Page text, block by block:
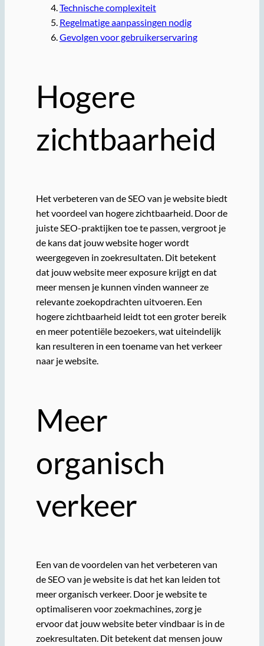
Technische complexiteit
Regelmatige aanpassingen nodig
Gevolgen voor gebruikerservaring
Hogere
zichtbaarheid
Het verbeteren van de SEO van je website biedt
het voordeel van hogere zichtbaarheid. Door de
juiste SEO-praktijken toe te passen, vergroot je
de kans dat jouw website hoger wordt
weergegeven in zoekresultaten. Dit betekent
dat jouw website meer exposure krijgt en dat
meer mensen je kunnen vinden wanneer ze
relevante zoekopdrachten uitvoeren. Een
hogere zichtbaarheid leidt tot een groter bereik
en meer potentiële bezoekers, wat uiteindelijk
kan resulteren in een toename van het verkeer
naar je website.
Meer
organisch
verkeer
Een van de voordelen van het verbeteren van
de SEO van je website is dat het kan leiden tot
meer organisch verkeer. Door je website te
optimaliseren voor zoekmachines, zorg je
ervoor dat jouw website beter vindbaar is in de
zoekresultaten. Dit betekent dat mensen jouw